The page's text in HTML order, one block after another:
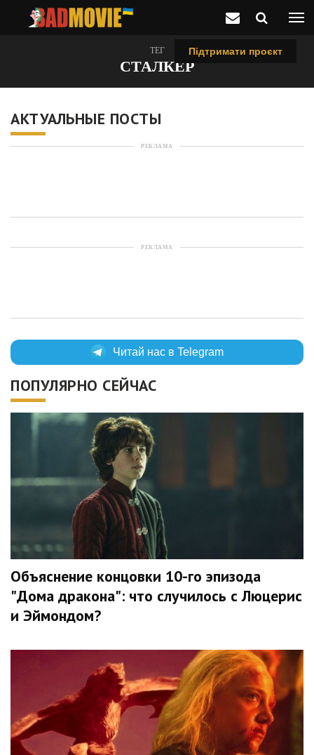
Підтримати проєкт
ТЕГ
СТАЛКЕР
АКТУАЛЬНЫЕ ПОСТЫ
РЕКЛАМА
РЕКЛАМА
Читай нас в Telegram
ПОПУЛЯРНО СЕЙЧАС
Объяснение концовки 10-го эпизода
"Дома дракона": что случилось с Люцерис
и Эймондом?